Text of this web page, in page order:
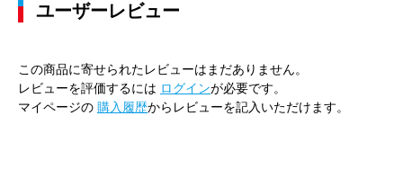
ユーザーレビュー
この商品に寄せられたレビューはまだありません。
レビューを評価するには ログインが必要です。
マイページの 購入履歴からレビューを記入いただけます。